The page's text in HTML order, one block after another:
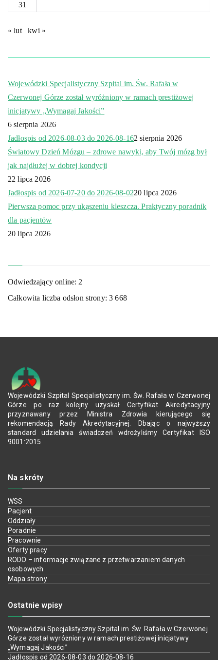
31
« lut kwi »
Wojewódzki Specjalistyczny Szpital im. Św. Rafała w
Czerwonej Górze został wyróżniony w ramach prestiżowej
inicjatywy „Wymagaj Jakości”
6 sierpnia 2026
Jadłospis od 2026-08-03 do 2026-08-162 sierpnia 2026
Światowy Dzień Mózgu – zdrowe nawyki, aby Twój mózg był
jak najdłużej w dobrej kondycji
22 lipca 2026
Jadłospis od 2026-07-20 do 2026-08-0220 lipca 2026
Pierwsza pomoc przy ukąszeniu kleszcza. Praktyczny poradnik
dla pacjentów
20 lipca 2026
Odwiedzający online: 2
Całkowita liczba odsłon strony:3 668
Wojewódzki Szpital Specjalistyczny im. Św. Rafała w Czerwonej
Górze po raz kolejny uzyskał Certyfikat Akredytacyjny
przyznawany przez Ministra Zdrowia kierującego się
rekomendacją Rady Akredytacyjnej. Dbając o najwyższy
standard udzielania świadczeń wdrożyliśmy Certyfikat ISO
9001:2015
Na skróty
WSS
Pacjent
Oddziały
Poradnie
Pracownie
Oferty pracy
RODO – informacje związane z przetwarzaniem danych
osobowych
Mapa strony
Ostatnie wpisy
Wojewódzki Specjalistyczny Szpital im. Św. Rafała w Czerwonej
Górze został wyróżniony w ramach prestiżowej inicjatywy
„Wymagaj Jakości”
Jadłospis od 2026-08-03 do 2026-08-16